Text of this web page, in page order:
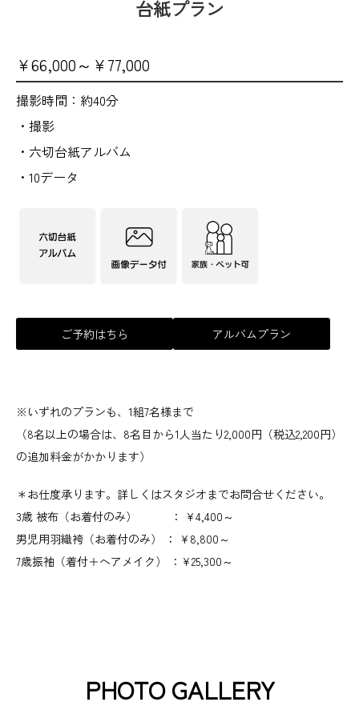
台紙プラン
¥66,000～¥77,000
撮影時間：約40分
・撮影
・六切台紙アルバム
・10データ
ご予約はちら アルバムプラン
※いずれのプランも、1組7名様まで
（8名以上の場合は、8名目から1人当たり2,000円（税込2,200円）
の追加料金がかかります）
＊お仕度承ります。詳しくはスタジオまでお問合せください。
3歳 被布（お着付のみ） ： ¥4,400～
男児用羽織袴（お着付のみ） ： ¥8,800～
7歳振袖（着付＋ヘアメイク） ：¥25,300～
PHOTO GALLERY